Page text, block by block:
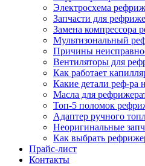
Электросхема
Запчасти для
Замена компрессора
Мультизональный
Причины
Вентиляторы для
Как работает
Какие детали реф-ра
Масла для
Топ-5 поломок
Адаптер ручного
Неоригинальные
Как выбрать
Прайс-лист
Контакты